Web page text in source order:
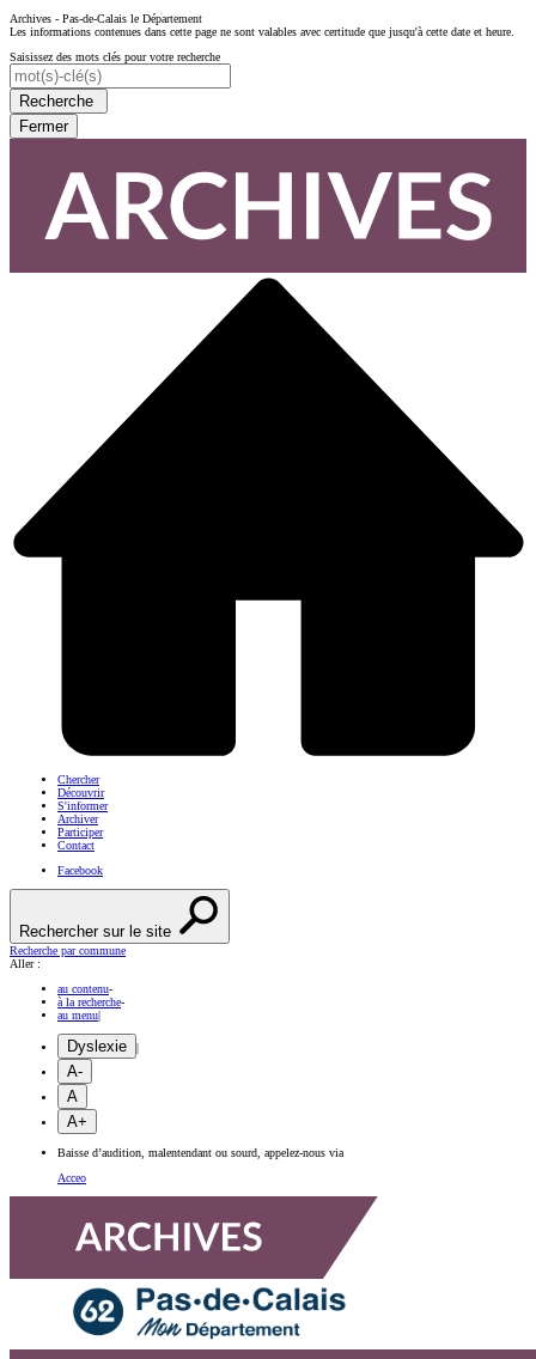
Archives - Pas-de-Calais le Département
Les informations contenues dans cette page ne sont valables avec certitude que jusqu'à cette date et heure.
Saisissez des mots clés pour votre recherche
Recherche
Fermer
Chercher
Découvrir
S'informer
Archiver
Participer
Contact
Facebook
Rechercher sur le site
Recherche par commune
Aller :
au contenu-
à la recherche-
au menu|
Dyslexie |
A-
A
A+
Baisse d’audition, malentendant ou sourd, appelez-nous via
Acceo